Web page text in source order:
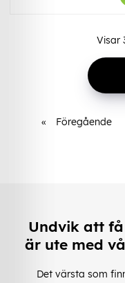
Visar
« Föregående
Undvik att
är ute med
Det värsta som